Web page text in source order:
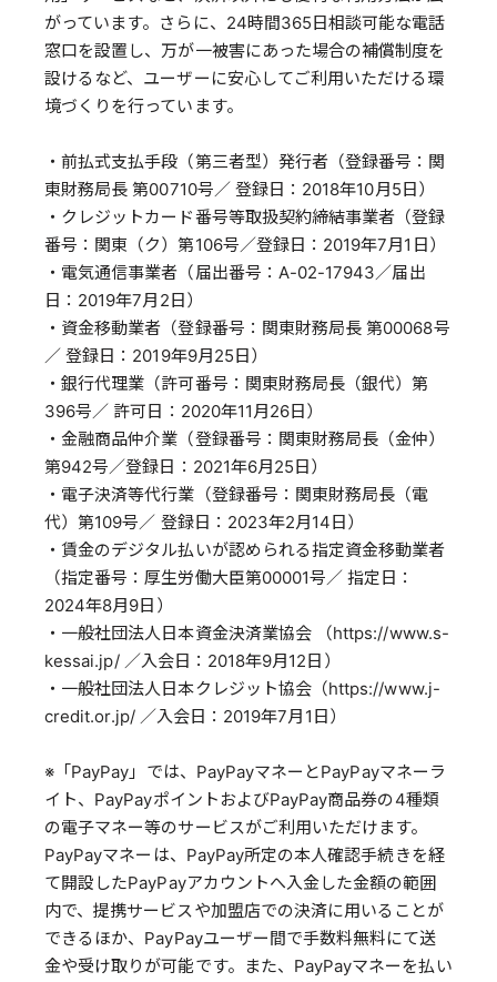
がっています。さらに、24時間365日相談可能な電話
窓口を設置し、万が一被害にあった場合の補償制度を
設けるなど、ユーザーに安心してご利用いただける環
境づくりを行っています。
・前払式支払手段（第三者型）発行者（登録番号：関
東財務局長 第00710号／ 登録日：2018年10月5日）
・クレジットカード番号等取扱契約締結事業者（登録
番号：関東（ク）第106号／登録日：2019年7月1日）
・電気通信事業者（届出番号：A-02-17943／届出
日：2019年7月2日）
・資金移動業者（登録番号：関東財務局長 第00068号
／ 登録日：2019年9月25日）
・銀行代理業（許可番号：関東財務局長（銀代）第
396号／ 許可日：2020年11月26日）
・金融商品仲介業（登録番号：関東財務局長（金仲）
第942号／登録日：2021年6月25日）
・電子決済等代行業（登録番号：関東財務局長（電
代）第109号／ 登録日：2023年2月14日）
・賃金のデジタル払いが認められる指定資金移動業者
（指定番号：厚生労働大臣第00001号／ 指定日：
2024年8月9日）
・一般社団法人日本資金決済業協会 （https://www.s-
kessai.jp/ ／入会日：2018年9月12日）
・一般社団法人日本クレジット協会（https://www.j-
credit.or.jp/ ／入会日：2019年7月1日）
※「PayPay」では、PayPayマネーとPayPayマネーラ
イト、PayPayポイントおよびPayPay商品券の4種類
の電子マネー等のサービスがご利用いただけます。
PayPayマネーは、PayPay所定の本人確認手続きを経
て開設したPayPayアカウントへ入金した金額の範囲
内で、提携サービスや加盟店での決済に用いることが
できるほか、PayPayユーザー間で手数料無料にて送
金や受け取りが可能です。また、PayPayマネーを払い